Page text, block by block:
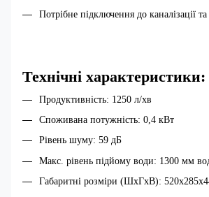
Потрібне підключення до каналізації
Технічні характеристики:
Продуктивність: 1250 л/хв
Споживана потужність: 0,4 кВт
Рівень шуму: 59 дБ
Макс. рівень підйому води: 1300 мм
Габаритні розміри (ШхГхВ):